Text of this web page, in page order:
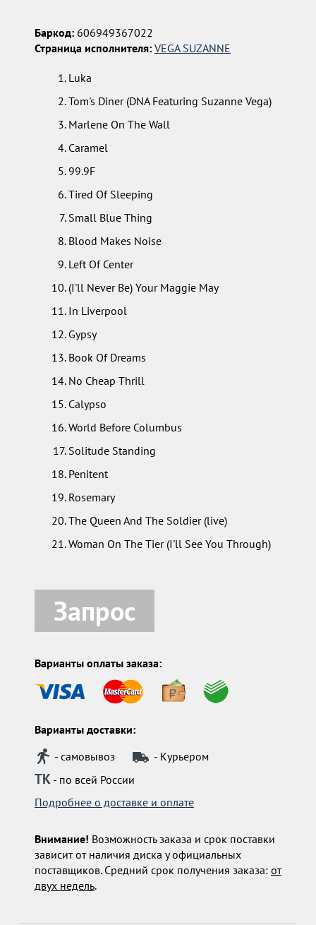
Баркод:606949367022
Страница исполнителя: VEGA SUZANNE
Luka
Tom's Diner (DNA Featuring Suzanne Vega)
Marlene On The Wall
Caramel
99.9F
Tired Of Sleeping
Small Blue Thing
Blood Makes Noise
Left Of Center
(I'll Never Be) Your Maggie May
In Liverpool
Gypsy
Book Of Dreams
No Cheap Thrill
Calypso
World Before Columbus
Solitude Standing
Penitent
Rosemary
The Queen And The Soldier (live)
Woman On The Tier (I'll See You Through)
Запрос
Варианты оплаты заказа:
Варианты доставки:
- самовывоз
- Курьером
ТК- по всей России
Подробнее о доставке и оплате
Внимание! Возможность заказа и срок поставки
зависит от наличия диска у официальных
поставщиков. Средний срок получения заказа: от
двух недель.